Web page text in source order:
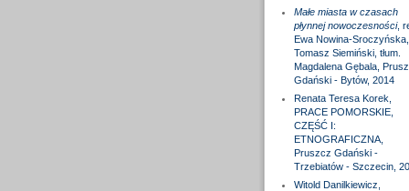
Małe miasta w czasach
płynnej nowoczesności,
Ewa Nowina-Sroczyńska,
Tomasz Siemiński, tłum.
Magdalena Gębala,
Gdański - Bytów, 2014
Renata Teresa Korek,
PRACE POMORSKIE,
CZĘŚĆ I:
ETNOGRAFICZNA,
Pruszcz Gdański -
Trzebiatów - Szczecin,
Witold Danilkiewicz,